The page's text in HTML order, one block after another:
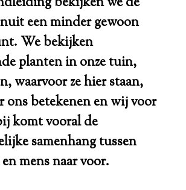
een minder gewoon
We bekijken
planten in onze tuin,
waarvoor ze hier staan,
ons betekenen en wij voor
komt vooral de
samenhang tussen
mens naar voor.